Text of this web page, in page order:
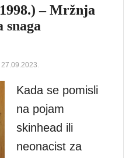
– Mržnja
snaga
27.09.2023.
Kada se pomisli
na pojam
skinhead ili
neonacist za